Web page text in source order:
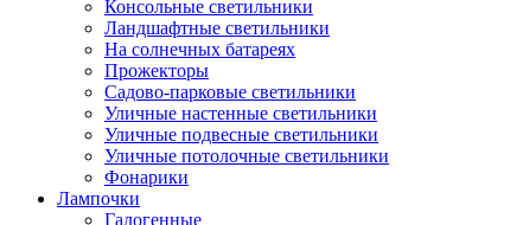
Консольные светильники
Ландшафтные светильники
На солнечных батареях
Прожекторы
Садово-парковые светильники
Уличные настенные светильники
Уличные подвесные светильники
Уличные потолочные светильники
Фонарики
Лампочки
Галогенные